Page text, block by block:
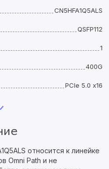
CN5HFA1Q5ALS
QSFP112
1
400G
PCIe 5.0 x16
относится к линейке
Omni Path и не